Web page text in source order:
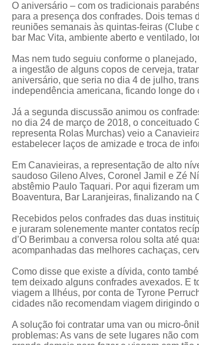
O aniversário – com os tradicionais
para a presença dos confrades. Dois temas
reuniões semanais às quintas-feiras (Clube
bar Mac Vita, ambiente aberto e ventilado,
Mas nem tudo seguiu conforme o
a ingestão de alguns copos de cerveja,
aniversário, que seria no dia 4 de julho,
independência americana, ficando longe do
Já a segunda discussão animou os
no dia 24 de março de 2018, o conceituado
representa Rolas Murchas) veio a
estabelecer laços de amizade e troca de
Em Canavieiras, a representação de alto
saudoso Gileno Alves, Coronel Jamil e Zé
abstêmio Paulo Taquari. Por aqui fizeram
Boaventura, Bar Laranjeiras, finalizando na
Recebidos pelos confrades das duas
e juraram solenemente manter contatos
d’O Berimbau a conversa rolou solta até
acompanhadas das melhores cachaças,
Como disse que existe a dívida, conto
tem deixado alguns confrades avexados. E
viagem a Ilhéus, por conta de Tyrone
cidades não recomendam viagem dirigindo
A solução foi contratar uma van ou micro-
problemas: As vans de sete lugares não